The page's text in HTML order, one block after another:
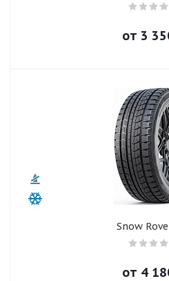
от 3
Snow
от 4